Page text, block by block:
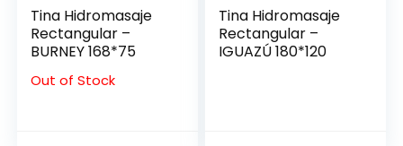
Tina Hidromasaje
Rectangular –
BURNEY 168*75
Out of Stock
Tina Hidromasaje
Rectangular –
IGUAZÚ 180*120